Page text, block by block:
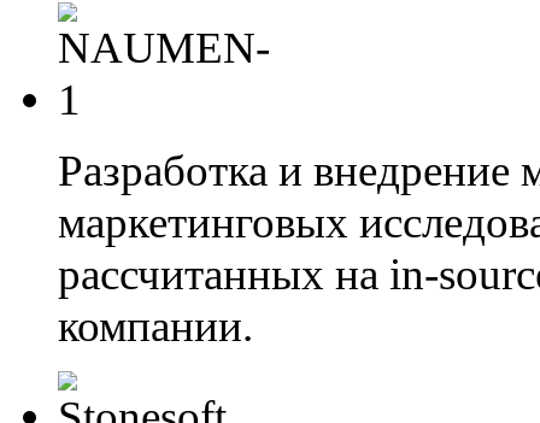
Разработка и внедрение
маркетинговых
рассчитанных на in-
компании.